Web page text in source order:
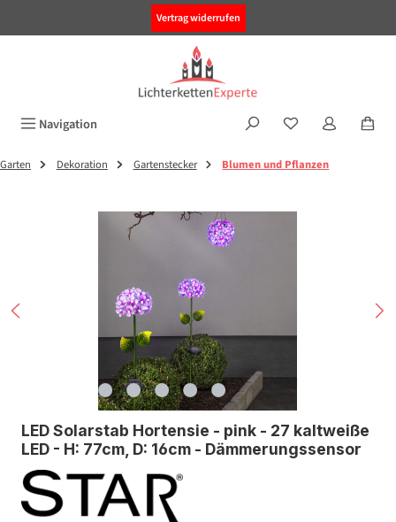
Vertrag widerrufen
Navigation
Garten Dekoration Gartenstecker Blumen und Pflanzen
Bildergalerie überspringen
LED Solarstab Hortensie - pink - 27 kaltweiße
LED - H: 77cm, D: 16cm - Dämmerungssensor